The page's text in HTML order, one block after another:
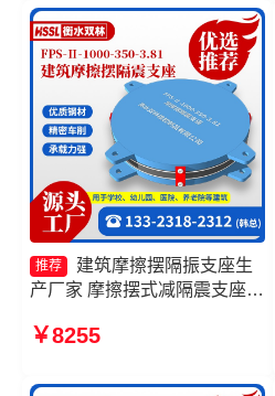
9000-350-3.81
推荐
建筑摩擦摆隔振支座生
产厂家 摩擦摆式减隔震支座厂
一套厂家 FPS建筑摩擦摆支座
￥8255